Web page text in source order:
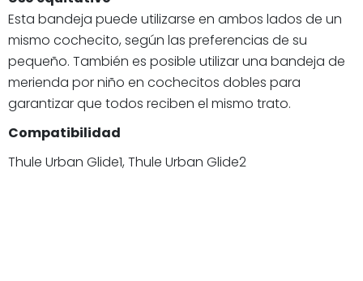
Esta bandeja puede utilizarse en ambos lados de un
mismo cochecito, según las preferencias de su
pequeño. También es posible utilizar una bandeja de
merienda por niño en cochecitos dobles para
garantizar que todos reciben el mismo trato.
Compatibilidad
Thule Urban Glide1, Thule Urban Glide2